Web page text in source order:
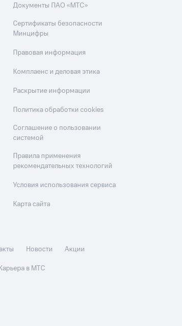
Документы ПАО «МТС»
Сертификаты безопасности
Минцифры
Правовая информация
Комплаенс и деловая этика
Раскрытие информации
Политика обработки cookies
Соглашение о пользовании
системой
Правила применения
рекомендательных технологий
Условия использования сервиса
Карта сайта
Новости
Акции
в МТС